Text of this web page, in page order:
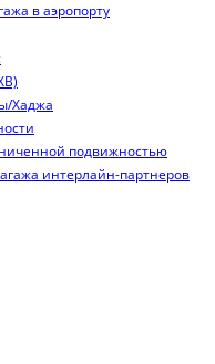
в аэропорту
Хаджа
подвижностью
интерлайн-партнеров